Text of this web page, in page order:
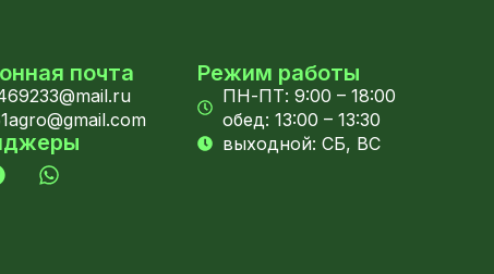
почта Режим работы
ПН-ПТ: 9:00 – 18:00
обед: 13:00 – 13:30
выходной: СБ, ВС